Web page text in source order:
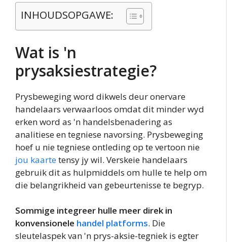
INHOUDSOPGAWE:
Wat is 'n
prysaksiestrategie?
Prysbeweging word dikwels deur onervare
handelaars verwaarloos omdat dit minder wyd
erken word as 'n handelsbenadering as
analitiese en tegniese navorsing. Prysbeweging
hoef u nie tegniese ontleding op te vertoon nie
jou kaartetensy jy wil. Verskeie handelaars
gebruik dit as hulpmiddels om hulle te help om
die belangrikheid van gebeurtenisse te begryp.
Sommige integreer hulle meer direk in
konvensionele handel platforms. Die
sleutelaspek van 'n prys-aksie-tegniek is egter